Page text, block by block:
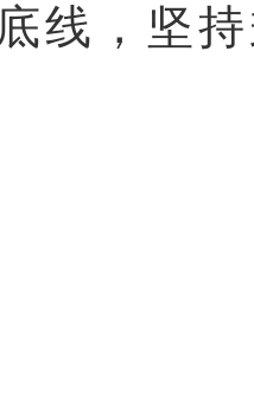
线，坚